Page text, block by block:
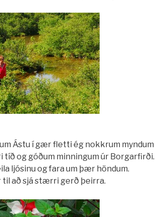
Ástu í gær fletti ég nokkrum myndum
tíð og góðum minningum úr Borgarfirði.
ljósinu og fara um þær höndum.
til að sjá stærri gerð þeirra.